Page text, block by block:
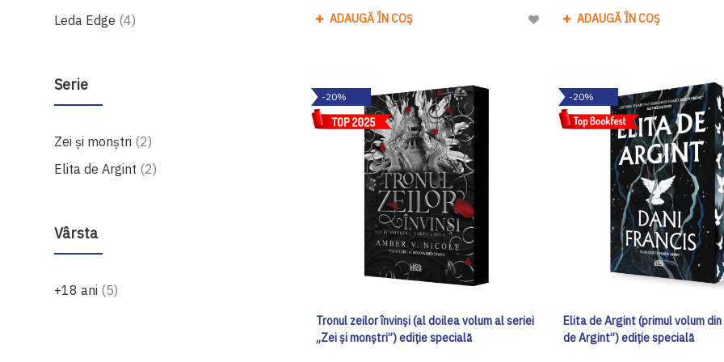
Leda Edge 4produse
Serie
Zei și monștri 2produse
Elita de Argint 2produse
Vârsta
+18 ani 5produse
ADAUGĂ ÎN COȘ
Adaugă
Dorinte
ADAUGĂ ÎN COȘ
-20%
Tronul zeilor învinși (al doilea volum al seriei
„Zei și monștri”) ediţie specială
-20%
Elita de Argint (primul volum
de Argint”) ediţie specială